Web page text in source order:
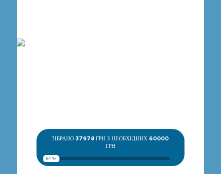
ЗІБРАНО37978 ГРН З НЕОБХІДНИХ 60000
ГРН
64 %